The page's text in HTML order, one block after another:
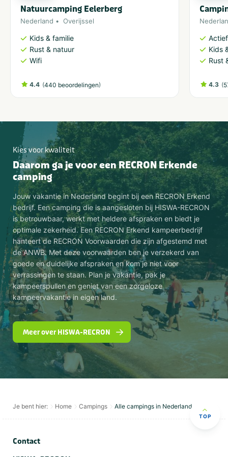
Natuurcamping Eelerberg
Nederland Overijssel
Kids & familie
Rust & natuur
Wifi
4.4 (440 beoordelingen)
Kids
Rust
4.3 (
Kies voor kwaliteit
Daarom ga je voor een RECRON Erkende
camping
Jouw vakantie in Nederland begint bij een RECRON Erkend
bedrijf. Een camping die is aangesloten bij HISWA-RECRON
is betrouwbaar, werkt met heldere afspraken en biedt je
optimale zekerheid. Een RECRON Erkend kampeerbedrijf
hanteert de RECRON Voorwaarden die zijn afgestemd met
de ANWB. Met deze voorwaarden ben je verzekerd van
goede en duidelijke afspraken en kom je niet voor
verrassingen te staan. Plan je vakantie, pak je
kampeerspullen en geniet van een zorgeloze
kampeervakantie in eigen land.
Meer over HISWA-RECRON
Je bent hier: Home Campings Alle campings in Nederland
TOP
Contact